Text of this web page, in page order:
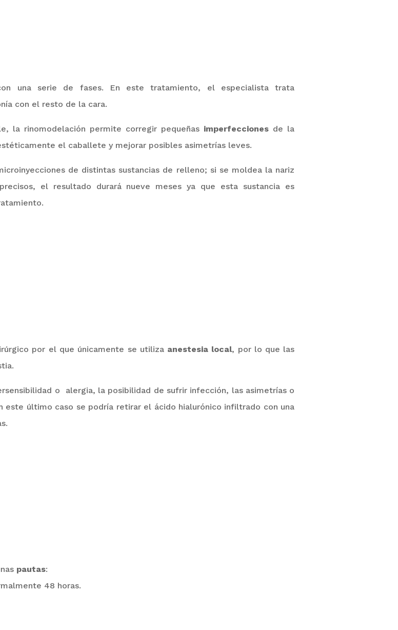
una serie de fases. En este tratamiento, el especialista trata
con el resto de la cara.
la rinomodelación permite corregir pequeñas imperfecciones de la
el caballete y mejorar posibles asimetrías leves.
de distintas sustancias de relleno; si se moldea la nariz
el resultado durará nueve meses ya que esta sustancia es
por el que únicamente se utiliza anestesia local, por lo que las
o alergia, la posibilidad de sufrir infección, las asimetrías o
último caso se podría retirar el ácido hialurónico infiltrado con una
.
pautas:
48 horas.